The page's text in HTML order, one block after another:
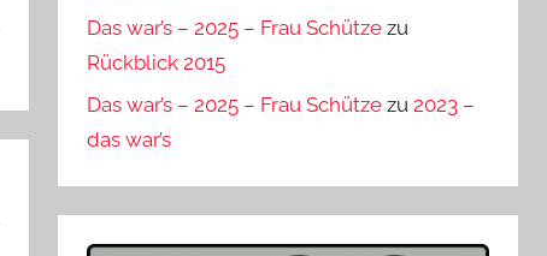
Das war’s – 2025 – Frau Schütze zu
Rückblick 2015
Das war’s – 2025 – Frau Schütze zu2023 –
das war’s